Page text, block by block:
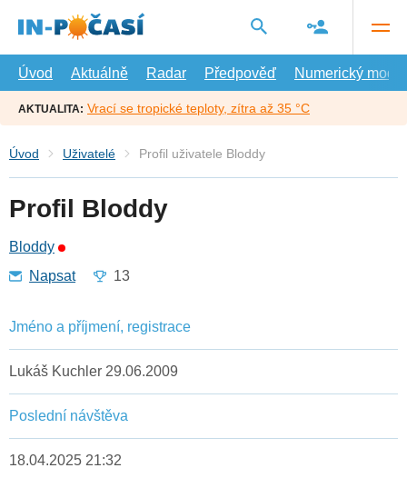
hlavní
Úvod
Aktuálně Radar Předpověď Numerický model
AKTUALITA: Vrací se tropické teploty, zítra až 35 °C
Úvod Uživatelé Profil uživatele Bloddy
Profil Bloddy
Bloddy
Napsat
13
Jméno a příjmení, registrace
Lukáš Kuchler 29.06.2009
Poslední návštěva
18.04.2025 21:32